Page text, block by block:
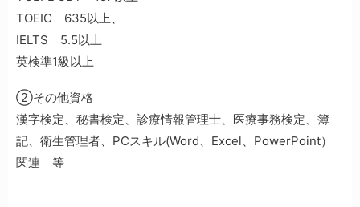
TOEIC 635以上、
IELTS 5.5以上
英検準1級以上
②その他資格
漢字検定、秘書検定、診療情報管理士、医療事務検定、簿
記、衛生管理者、PCスキル(Word、Excel、PowerPoint）
関連 等